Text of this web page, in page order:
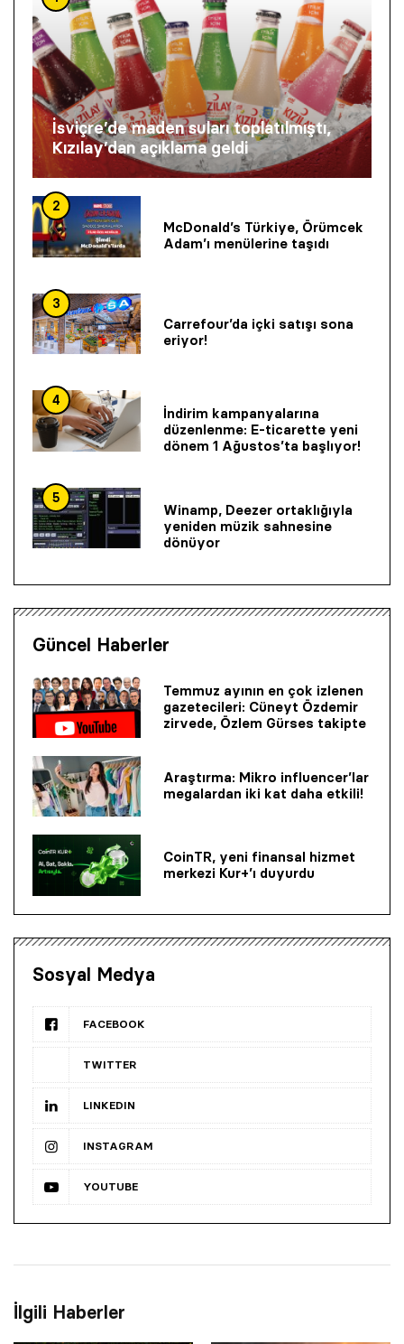
İsviçre’de maden suları toplatılmıştı,
Kızılay’dan açıklama geldi
2
McDonald’s Türkiye, Örümcek
Adam’ı menülerine taşıdı
3
Carrefour’da içki satışı sona
eriyor!
4
İndirim kampanyalarına
düzenlenme: E-ticarette yeni
dönem 1 Ağustos’ta başlıyor!
5
Winamp, Deezer ortaklığıyla
yeniden müzik sahnesine
dönüyor
Güncel Haberler
Temmuz ayının en çok izlenen
gazetecileri: Cüneyt Özdemir
zirvede, Özlem Gürses takipte
Araştırma: Mikro influencer’lar
megalardan iki kat daha etkili!
CoinTR, yeni finansal hizmet
merkezi Kur+’ı duyurdu
Sosyal Medya
FACEBOOK
TWITTER
LINKEDIN
INSTAGRAM
YOUTUBE
İlgili Haberler